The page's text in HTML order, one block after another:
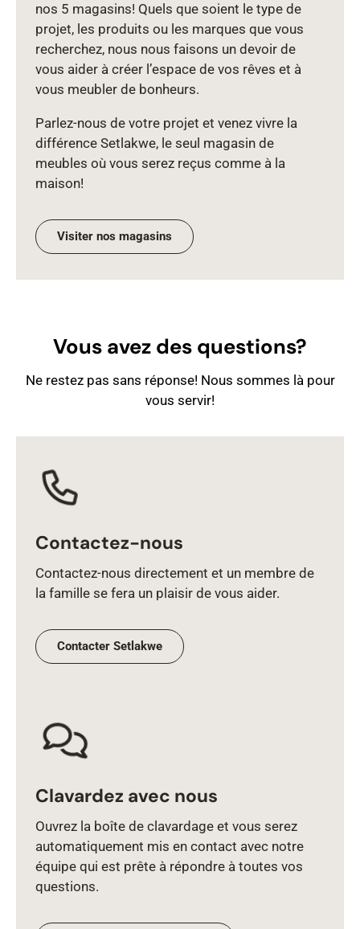
nos 5 magasins! Quels que soient le type de
projet, les produits ou les marques que vous
recherchez, nous nous faisons un devoir de
vous aider à créer l’espace de vos rêves et à
vous meubler de bonheurs.
Parlez‑nous de votre projet et venez vivre la
différence Setlakwe, le seul magasin de
meubles où vous serez reçus comme à la
maison!
Visiter nos magasins
Vous avez des questions?
Ne restez pas sans réponse! Nous sommes là pour
vous servir!
Contactez-nous
Contactez‑nous directement et un membre de
la famille se fera un plaisir de vous aider.
Contacter Setlakwe
Clavardez avec nous
Ouvrez la boîte de clavardage et vous serez
automatiquement mis en contact avec notre
équipe qui est prête à répondre à toutes vos
questions.